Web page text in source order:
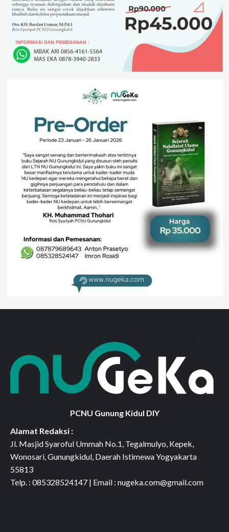
PCNU Gunung Kidul DIY
Alamat Redaksi :
Jl. Masjid Syaroful Ummah No.1, Tegalmulyo, Kepek,
Wonosari, Gunungkidul, Daerah Istimewa Yogyakarta
55813
Telp. : 085328524147 | Email : nugeka.com@gmail.com